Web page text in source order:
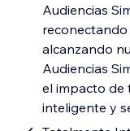
Audiencias
alcanzando
Audiencias
el impacto de
inteligente y